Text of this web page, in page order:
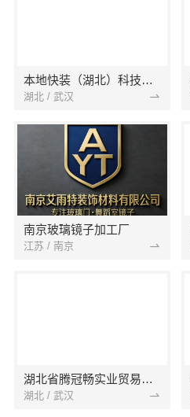
本地快装（湖北）科技有限公司
湖北 / 武汉
南京玻璃镜子加工厂
江苏 / 南京
湖北省腾冠畅实业贸易有限公司
湖北 / 武汉